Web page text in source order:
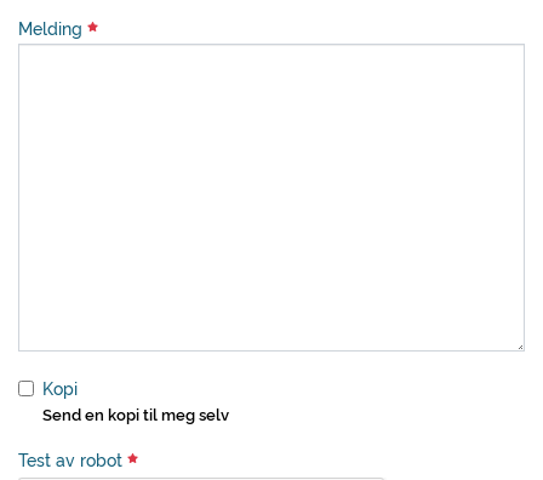
Melding
Kopi
Send en kopi til meg selv
Test av robot